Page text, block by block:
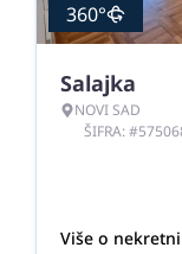
360°
Salajka
NOVI SAD
ŠIFRA:
Više o